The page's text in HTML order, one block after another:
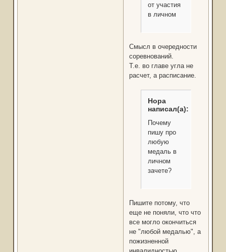
от участия
в личном
Смысл в очередности
соревнований.
Т.е. во главе угла не
расчет, а расписание.
Нора
написал(а):
Почему
пишу про
любую
медаль в
личном
зачете?
Пишите потому, что
еще не поняли, что что
все могло окончиться
не "любой медалью", а
пожизненной